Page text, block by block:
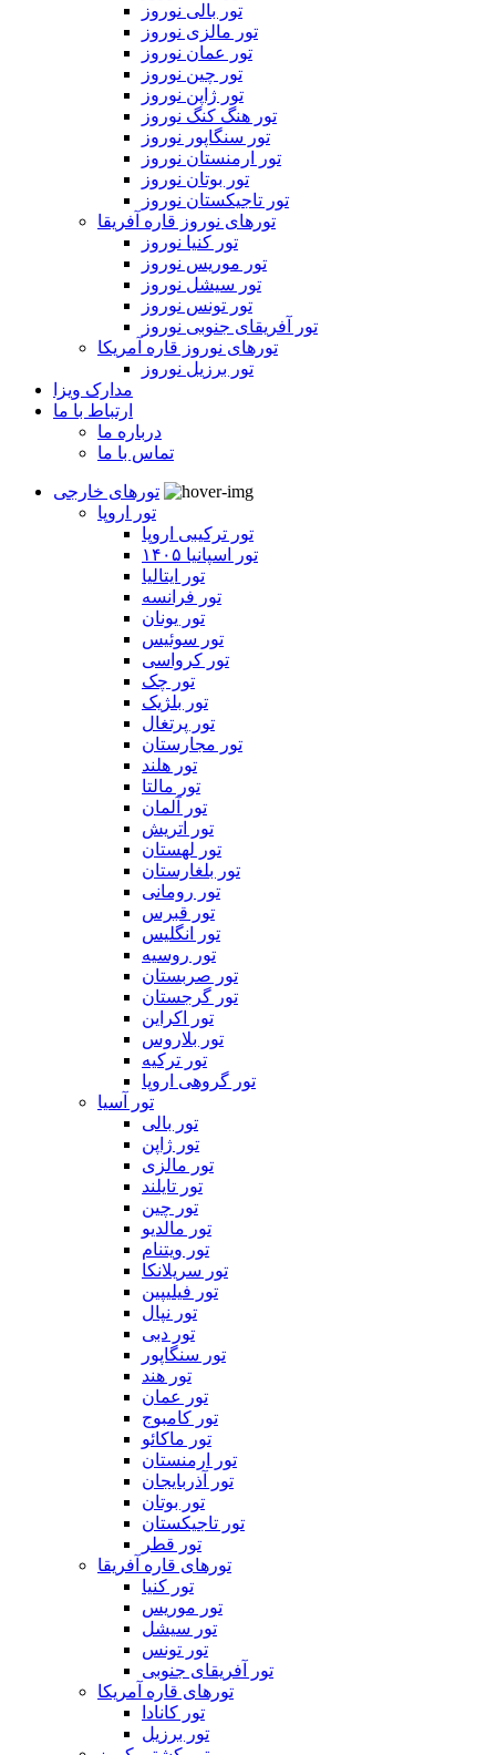
تور بالی نوروز
تور مالزی نوروز
تور عمان نوروز
تور چین نوروز
تور ژاپن نوروز
تور هنگ کنگ نوروز
تور سنگاپور نوروز
تور ارمنستان نوروز
تور بوتان نوروز
تور تاجیکستان نوروز
تورهای نوروز قاره آفریقا
تور کنیا نوروز
تور موریس نوروز
تور سیشل نوروز
تور تونس نوروز
تور آفریقای جنوبی نوروز
تورهای نوروز قاره آمریکا
تور برزیل نوروز
مدارک ویزا
ارتباط با ما
درباره ما
تماس با ما
تورهای خارجی
تور اروپا
تور ترکیبی اروپا
تور اسپانیا ۱۴۰۵
تور ایتالیا
تور فرانسه
تور یونان
تور سوئیس
تور کرواسی
تور چک
تور بلژیک
تور پرتغال
تور مجارستان
تور هلند
تور مالتا
تور آلمان
تور اتریش
تور لهستان
تور بلغارستان
تور رومانی
تور قبرس
تور انگلیس
تور روسیه
تور صربستان
تور گرجستان
تور اکراین
تور بلاروس
تور ترکیه
تور گروهی اروپا
تور آسیا
تور بالی
تور ژاپن
تور مالزی
تور تایلند
تور چین
تور مالدیو
تور ویتنام
تور سریلانکا
تور فیلیپین
تور نپال
تور دبی
تور سنگاپور
تور هند
تور عمان
تور کامبوج
تور ماکائو
تور ارمنستان
تور آذربایجان
تور بوتان
تور تاجیکستان
تور قطر
تورهای قاره آفریقا
تور کنیا
تور موریس
تور سیشل
تور تونس
تور آفریقای جنوبی
تورهای قاره آمریکا
تور کانادا
تور برزیل